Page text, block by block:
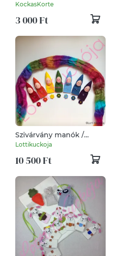
KockasKorte
3 000 Ft
Szivárvány manók /
Színmanók ujjbáb
Lottikuckoja
10 500 Ft